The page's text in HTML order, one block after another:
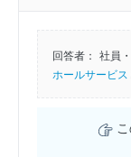
回答者： 社員
ホールサービス
こ